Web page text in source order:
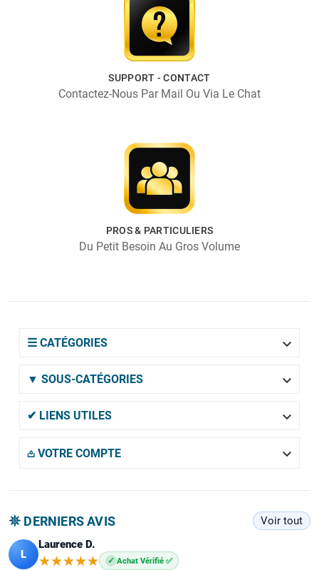
SUPPORT - CONTACT
Contactez-Nous Par Mail Ou Via Le Chat
PROS & PARTICULIERS
Du Petit Besoin Au Gros Volume
☰ CATÉGORIES 
▼ SOUS-CATÉGORIES 
✔ LIENS UTILES 
𖡌 VOTRE COMPTE 
𖤓 DERNIERS AVIS Voir tout
L
Laurence D.
★★★★★
★★★★★ ✓ Achat Vérifié ✅